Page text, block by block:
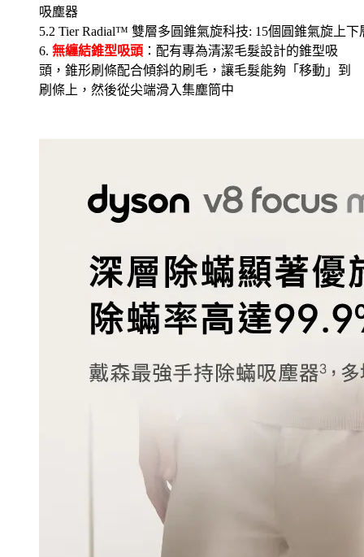
吸塵器
5.2 Tier Radial™ 雙層多圓錐氣旋科技: 15個圓錐氣旋上
6. 無纏結錐型吸頭 ：配有專為清潔毛髮設計的錐型吸
頭，錐形刷條配合傾斜的刷毛，讓毛髮能夠「移動」到
刷條上，然後從尖端滑入集塵筒中